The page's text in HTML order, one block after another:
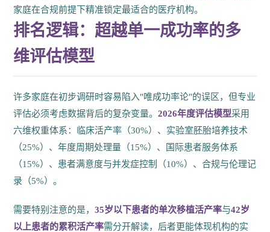
家庭在合规前提下精准锁定最适合的医疗机构。
排名逻辑：超越单一成功率的多
维评估模型
许多家庭在初步调研时容易陷入"唯成功率论"的误区，但专业
评估必须考虑数据背后的复杂变量。2026年度评估模型采用
六维权重体系：临床活产率（30%）、实验室胚胎培养技术
（25%）、年度周期处理量（15%）、国际患者服务体系
（15%）、患者满意度与并发症控制（10%）、合规与伦理记
录（5%）。
需要特别注意的是，35岁以下患者的单次移植活产率与42岁
以上患者的累积活产率需分开解读，后者更能体现机构的实